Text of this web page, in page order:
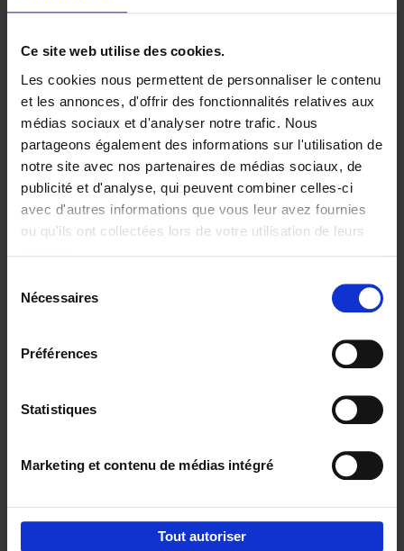
Ce site web utilise des cookies.
Les cookies nous permettent de personnaliser le contenu
et les annonces, d'offrir des fonctionnalités relatives aux
médias sociaux et d'analyser notre trafic. Nous
partageons également des informations sur l'utilisation de
notre site avec nos partenaires de médias sociaux, de
publicité et d'analyse, qui peuvent combiner celles-ci
avec d'autres informations que vous leur avez fournies
ou qu'ils ont collectées lors de votre utilisation de leurs
Nécessaires
Préférences
Statistiques
Marketing et contenu de médias intégré
Tout autoriser
Building Bonds = Building
Business
Jochen Roef Jozefien De Feyter
Carolien Boom
Couverture souple
2025 200
€29,99
Digital marketing like a PRO -
completely revised edition (EN)